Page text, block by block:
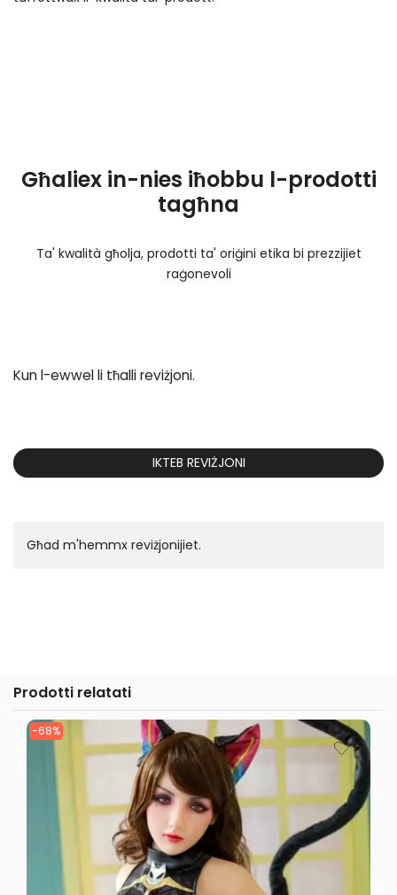
Għaliex in-nies iħobbu l-prodotti
tagħna
Ta' kwalità għolja, prodotti ta' oriġini etika bi prezzijiet
raġonevoli
Kun l-ewwel li tħalli reviżjoni.
IKTEB REVIŻJONI
Għad m'hemmx reviżjonijiet.
Prodotti relatati
-68%